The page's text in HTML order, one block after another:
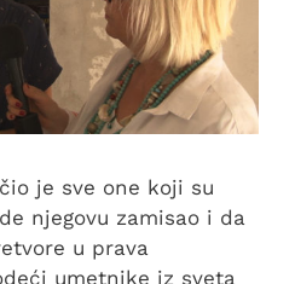
je sve one koji su
njegovu zamisao i da
u prava
umetnike iz sveta